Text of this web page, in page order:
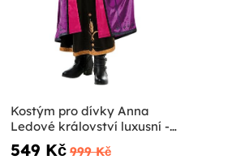
Kostým pro dívky Anna
Ledové království luxusní -
Ledové království 2
549 Kč 999 Kč